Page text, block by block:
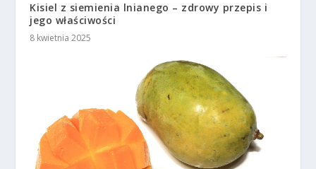
Kisiel z siemienia lnianego – zdrowy przepis i
jego właściwości
8 kwietnia 2025